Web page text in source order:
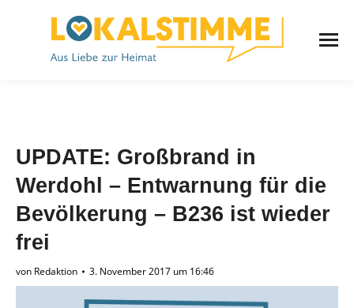
UPDATE: Großbrand in
Werdohl – Entwarnung für die
Bevölkerung – B236 ist wieder
frei
von Redaktion 3. November 2017 um 16:46